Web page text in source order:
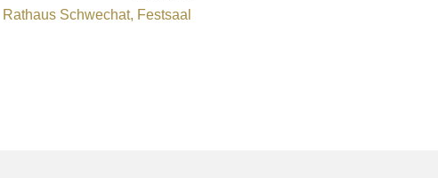
Rathaus Schwechat, Festsaal